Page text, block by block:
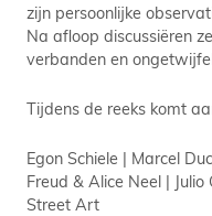
zijn persoonlijke
Na afloop discussiëren
verbanden en
Tijdens de reeks komt
Egon Schiele | Marcel
Freud & Alice Neel |
Street Art